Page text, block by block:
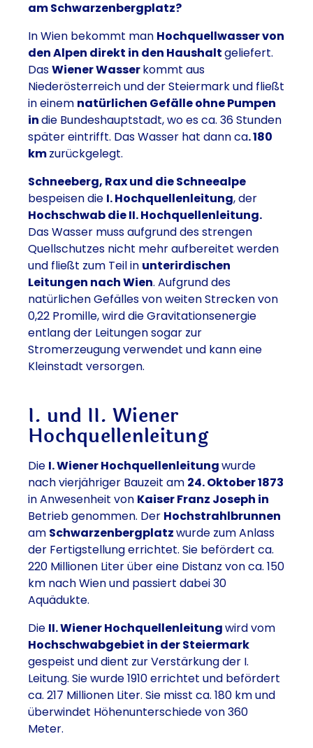
am Schwarzenbergplatz?
In Wien bekommt man Hochquellwasser von
den Alpen direkt in den Haushaltgeliefert.
DasWiener Wasserkommt aus
Niederösterreich und der Steiermark und fließt
in einem natürlichen Gefälle ohne Pumpen
indie Bundeshauptstadt, wo es ca. 36 Stunden
später eintrifft. Das Wasser hat dann ca. 180
kmzurückgelegt.
Schneeberg, Rax und die Schneealpe
bespeisen die I. Hochquellenleitung, der
Hochschwab die II. Hochquellenleitung.
Das Wasser muss aufgrund des strengen
Quellschutzes nicht mehr aufbereitet werden
und fließt zum Teil in unterirdischen
Leitungen nach Wien. Aufgrund des
natürlichen Gefälles von weiten Strecken von
0,22 Promille, wird die Gravitationsenergie
entlang der Leitungen sogar zur
Stromerzeugung verwendet und kann eine
Kleinstadt versorgen.
I. und II. Wiener
Hochquellenleitung
Die I. Wiener Hochquellenleitungwurde
nach vierjähriger Bauzeit am 24. Oktober 1873
in Anwesenheit von Kaiser Franz Joseph in
Betrieb genommen. Der Hochstrahlbrunnen
am Schwarzenbergplatzwurde zum Anlass
der Fertigstellung errichtet. Sie befördert ca.
220 Millionen Liter über eine Distanz von ca. 150
km nach Wien und passiert dabei 30
Aquädukte.
Die II. Wiener Hochquellenleitungwird vom
Hochschwabgebiet in der Steiermark
gespeist und dient zur Verstärkung der I.
Leitung. Sie wurde 1910 errichtet und befördert
ca. 217 Millionen Liter. Sie misst ca. 180 km und
überwindet Höhenunterschiede von 360
Meter.